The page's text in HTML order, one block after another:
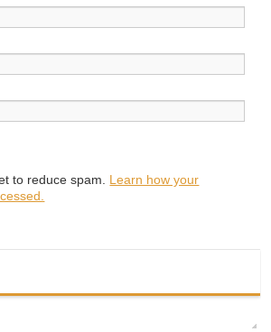
to reduce spam. Learn how your